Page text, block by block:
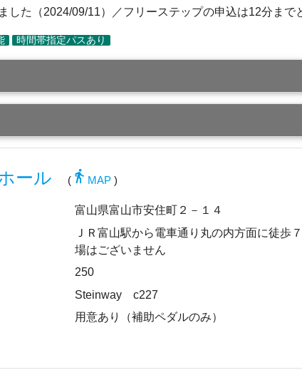
した（2024/09/11）／フリーステップの申込は12分まで
ール ( directions_walk MAP )
富山県富山市安住町２－１４
ＪＲ富山駅から電車通り丸の内方面に徒
場はございません
250
Steinway c227
用意あり（補助ペダルのみ）